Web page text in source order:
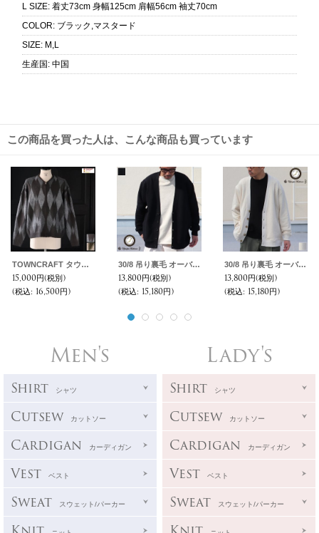
L SIZE: 着丈73cm 身幅125cm 肩幅56cm 袖丈70cm
COLOR: ブラック,マスタード
SIZE: M,L
生産国: 中国
この商品を買った人は、こんな商品も買っています
TOWNCRAFT タウンクラフト(tc25f017) / シャギー ヴィンテージパターン ZIP カーディガン
15,000円(税別)
(税込: 16,500円)
30/8 吊り裏毛 オーバーサイズ カーディガン【MADE IN JAPAN】【送料無料】『日本製』 / Upscape Audience
13,800円(税別)
(税込: 15,180円)
30/8 吊り裏毛 オーバーサイズ カーディガン【MADE IN JAPAN】【送料無料】『日本製』 / Upscape Audience
13,800円(税別)
(税込: 15,180円)
Men's
Shirt シャツ
Cutsew カットソー
Cardigan カーディガン
Vest ベスト
Sweat スウェット/パーカー
Lady's
Shirt シャツ
Cutsew カットソー
Cardigan カーディガン
Vest ベスト
Sweat スウェット/パーカー